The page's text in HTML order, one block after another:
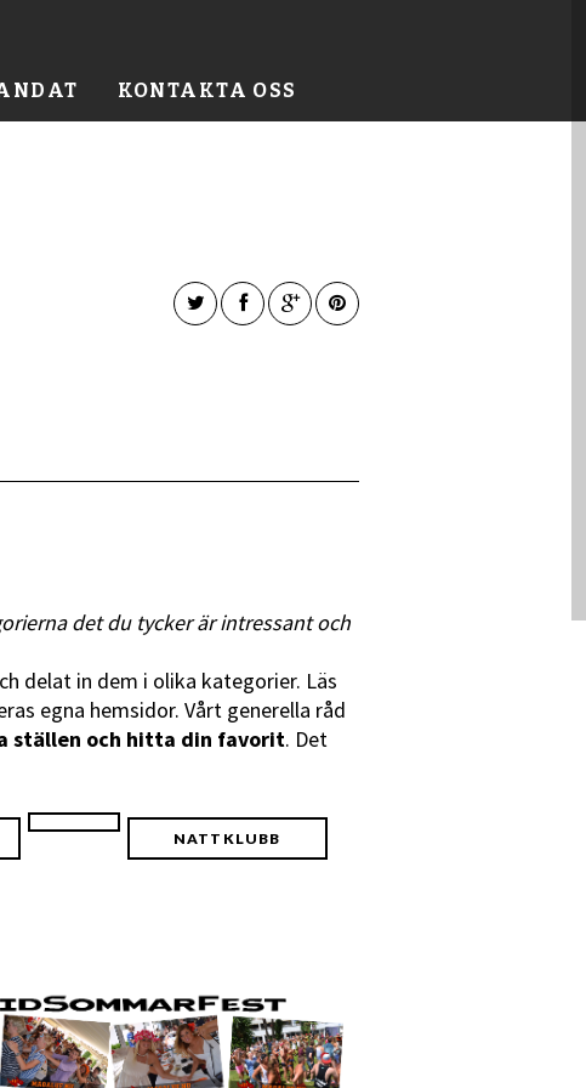
KONTAKTA OSS
det du tycker är intressant och
delat in dem i olika kategorier. Läs
egna hemsidor. Vårt generella råd
ställen och hitta din favorit. Det
NATTKLUBB